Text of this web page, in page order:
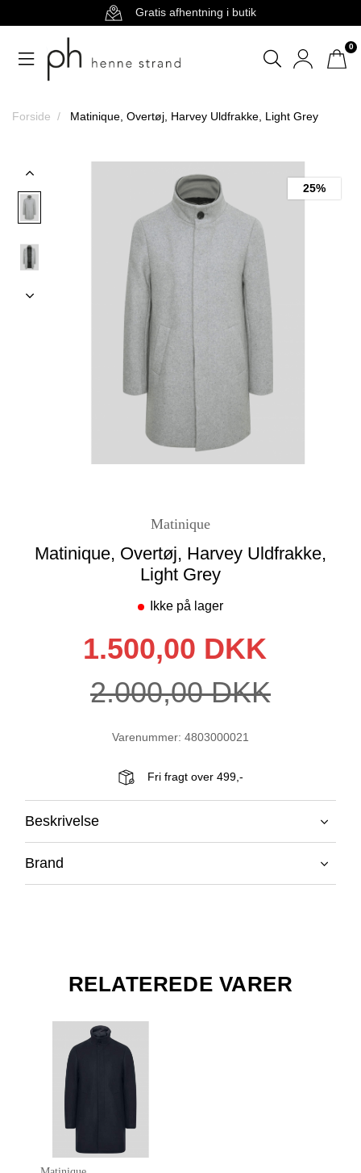
Gratis afhentning i butik
0
Forside Matinique, Overtøj, Harvey Uldfrakke, Light Grey
25%
Matinique
Matinique, Overtøj, Harvey Uldfrakke,
Light Grey
Ikke på lager
1.500,00 DKK
2.000,00 DKK
Varenummer: 4803000021
Fri fragt over 499,-
Beskrivelse
Brand
RELATEREDE VARER